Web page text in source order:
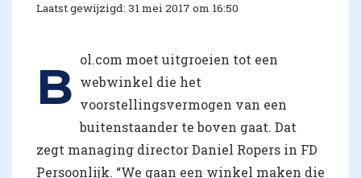
Laatst gewijzigd: 31 mei 2017 om 16:50
B ol.com moet uitgroeien tot een
webwinkel die het
voorstellingsvermogen van een
buitenstaander te boven gaat. Dat
zegt managing director Daniel Ropers in FD
Persoonlijk. “We gaan een winkel maken die